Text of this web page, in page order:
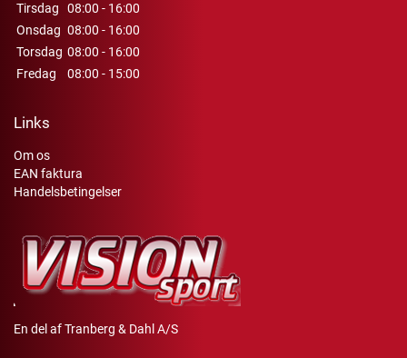
Tirsdag
08:00 - 16:00
Onsdag 08:00 - 16:00
Torsdag 08:00 - 16:00
Fredag
08:00 - 15:00
Links
Om os
EAN faktura
Handelsbetingelser
En del af Tranberg & Dahl A/S